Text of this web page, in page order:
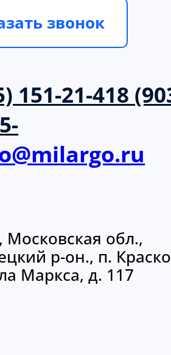
звонок
151-21-418
Московская обл.,
р-он., п.
Маркса, д. 117